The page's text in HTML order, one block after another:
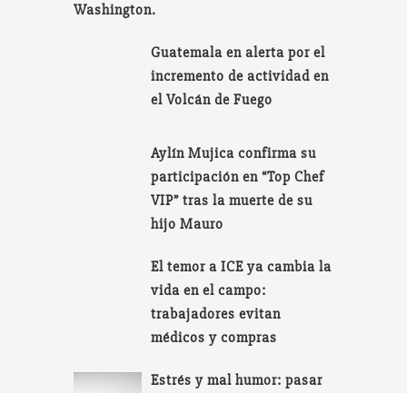
Washington.
Guatemala en alerta por el
incremento de actividad en
el Volcán de Fuego
Aylín Mujica confirma su
participación en “Top Chef
VIP” tras la muerte de su
hijo Mauro
El temor a ICE ya cambia la
vida en el campo:
trabajadores evitan
médicos y compras
Estrés y mal humor: pasar